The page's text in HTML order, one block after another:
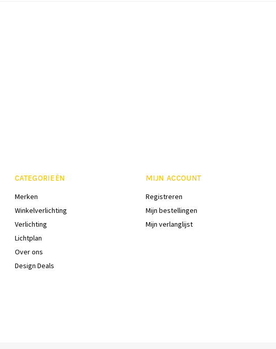
CATEGORIEËN
Merken
Winkelverlichting
Verlichting
Lichtplan
Over ons
Design Deals
MIJN ACCOUNT
Registreren
Mijn bestellingen
Mijn verlanglijst